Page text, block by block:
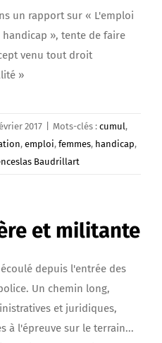
un rapport sur « L'emploi
», tente de faire
venu tout droit
»
2017 Mots-clés : cumul,
, emploi, femmes, handicap,
Baudrillart
et militante
depuis l'entrée des
Un chemin long,
et juridiques,
à l'épreuve sur le terrain...